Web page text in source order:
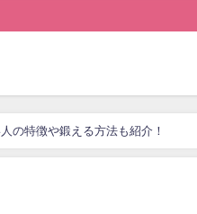
の特徴や鍛える方法も紹介！